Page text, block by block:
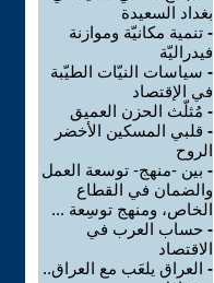
بغداد السعيدة
- تنمية مكانيّة وموازنة
فيدراليّة
- سياسات النيّات الطيّبة
في الإقتصاد
- مُثلّث الحزن العميق
- قلبي المسكين الأخضر
الروح
- بين -منهج- توسعة العمل
والضمان في القطاع
الخاص، ومنهج توسِعة ...
- حساب العرب في
الاقتصاد
- العراق يلعَب مع العراق..